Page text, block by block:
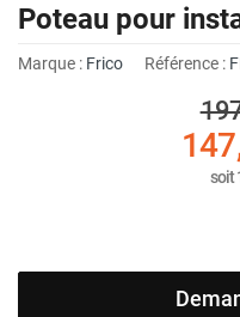
Poteau pour
Marque : Frico Référence :
soit